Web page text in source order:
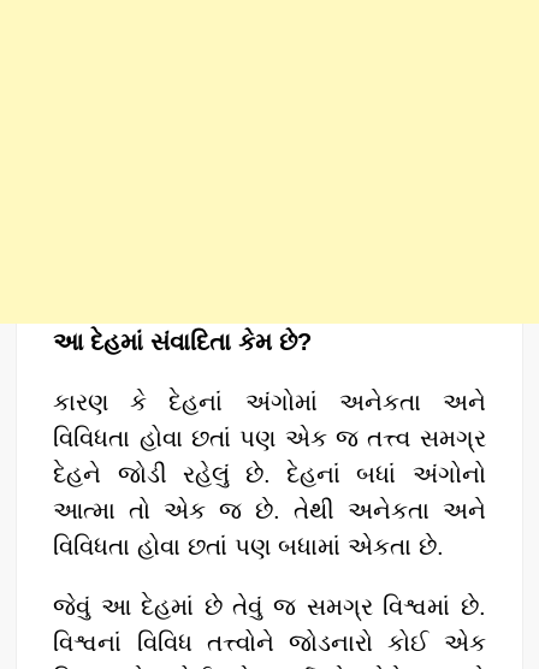
આ દેહમાં સંવાદિતા કેમ છે?
કારણ કે દેહનાં અંગોમાં અનેકતા અને
વિવિધતા હોવા છતાં પણ એક જ તત્ત્વ સમગ્ર
દેહને જોડી રહેલું છે. દેહનાં બધાં અંગોનો
આત્મા તો એક જ છે. તેથી અનેકતા અને
વિવિધતા હોવા છતાં પણ બધામાં એકતા છે.
જેવું આ દેહમાં છે તેવું જ સમગ્ર વિશ્વમાં છે.
વિશ્વનાં વિવિધ તત્ત્વોને જોડનારો કોઈ એક